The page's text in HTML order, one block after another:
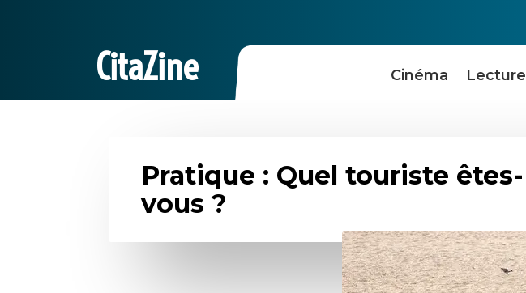
CitaZine Cinéma Lecture
Pratique : Quel touriste êtes-
vous ?